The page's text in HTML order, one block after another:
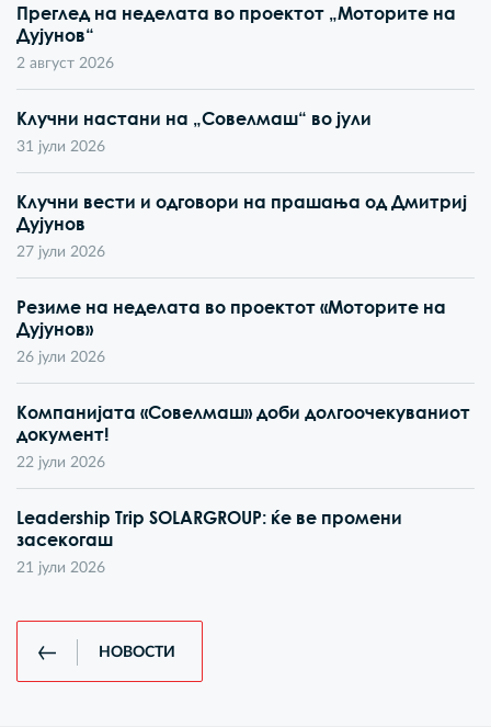
Преглед на неделата во проектот „Моторите на
Дујунов“
2 август 2026
Клучни настани на „Совелмаш“ во јули
31 јули 2026
Клучни вести и одговори на прашања од Дмитриј
Дујунов
27 јули 2026
Резиме на неделата во проектот «Моторите на
Дујунов»
26 јули 2026
Компанијата «Совелмаш» доби долгоочекуваниот
документ!
22 јули 2026
Leadership Trip SOLARGROUP: ќе ве промени
засекогаш
21 јули 2026
НОВОСТИ